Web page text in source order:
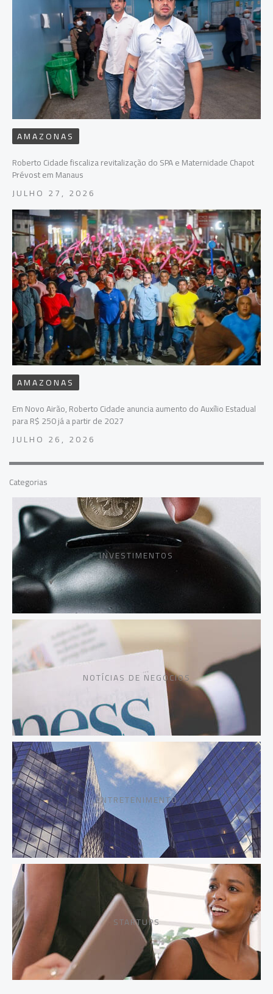
AMAZONAS
Roberto Cidade fiscaliza revitalização do SPA e Maternidade Chapot
Prévost em Manaus
JULHO 27, 2026
AMAZONAS
Em Novo Airão, Roberto Cidade anuncia aumento do Auxílio Estadual
para R$ 250 já a partir de 2027
JULHO 26, 2026
Categorias
INVESTIMENTOS
NOTÍCIAS DE NEGÓCIOS
ENTRETENIMENTO
STARTUPS